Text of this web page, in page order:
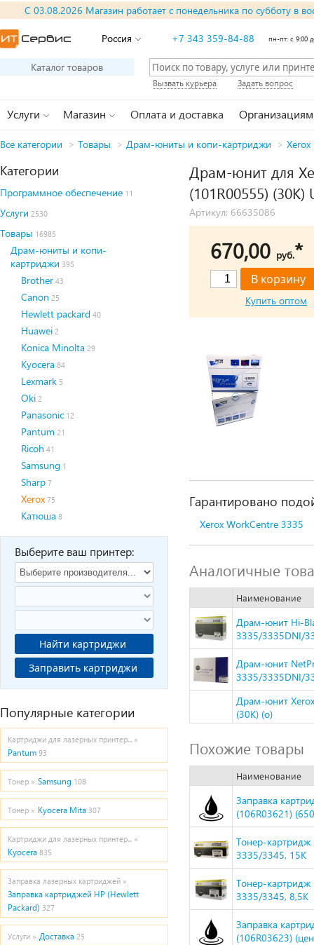
С 03.08.2026 Магазин работает с понедельника по субботу в
Россия +7 343 359-84-88 пн-пт: с 9:00
Каталог товаров
Вызвать курьера Задать вопрос
Услуги Магазин Оплата и доставка Организациям
Все категории > Товары > Драм-юниты и копи-картриджи > Xerox
Категории
Программное обеспечение 11
Услуги 2530
Товары 16985
Драм-юниты и копи-
картриджи 395
Brother 43
Canon 25
Hewlett packard 40
Huawei 2
Konica Minolta 29
Kyocera 84
Lexmark 5
Oki 2
Panasonic 12
Pantum 21
Ricoh 41
Samsung 1
Sharp 7
Xerox 75
Катюша 8
Выберите ваш принтер:
Найти картриджи
Заправить картриджи
Популярные категории
Картриджи для лазерных принтер... »
Pantum 93
Тонер » Samsung 108
Тонер » Kyocera Mita 307
Картриджи для лазерных принтер... »
Kyocera 835
Заправка лазерных картриджей »
Заправка картриджей HP (Hewlett
Packard) 327
Услуги » Доставка 25
Драм-юнит для
(101R00555)
Артикул: 66635086
670,00 руб.*
Купить оптом
Гарантировано
Xerox WorkCentre 3335
Аналогичные
Наименование
Драм-юнит Hi-
3335/3335DNI/
Драм-юнит
3335/3335DNI/
Драм-юнит
(30K) (o)
Похожие товары
Наименование
Заправка
(106R03621)
Тонер-картридж
3335/3345, 15K
Тонер-картридж
3335/3345, 8,5K
Заправка
(106R03623)